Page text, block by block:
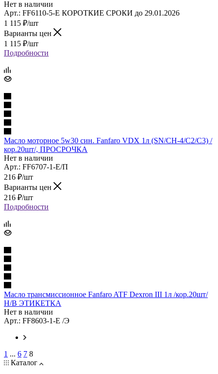
Нет в наличии
Арт.: FF6110-5-E КОРОТКИЕ СРОКИ до 29.01.2026
1 115 ₽/шт
Варианты цен
1 115 ₽/шт
Подробности
Масло моторное 5w30 син. Fanfaro VDX 1л (SN/CH-4/C2/C3) /
кор.20шт/, ПРОСРОЧКА
Нет в наличии
Арт.: FF6707-1-E/П
216 ₽/шт
Варианты цен
216 ₽/шт
Подробности
Масло трансмиссионное Fanfaro ATF Dexron III 1л /кор.20шт/
Н/В ЭТИКЕТКА
Нет в наличии
Арт.: FF8603-1-E /Э
1 ... 6 7 8
Каталог